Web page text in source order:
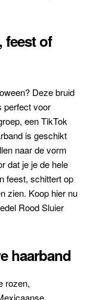
feest of
Deze bruid
perfect voor
een TikTok
is geschikt
naar de vorm
dat je je de hele
feest, schittert op
zien. Koop hier nu
Rood Sluier
haarband
rozen,